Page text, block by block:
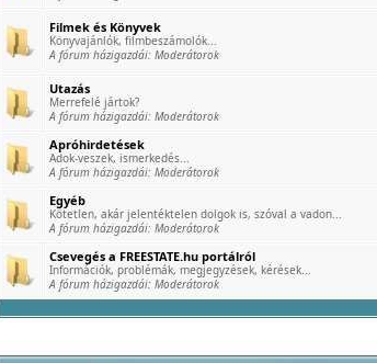
Filmek és Könyvek
Könyvajánlók, filmbeszámolók...
A fórum házigazdái: Moderátorok
Utazás
Merrefelé jártok?
A fórum házigazdái: Moderátorok
Apróhirdetések
Adok-veszek, ismerkedés...
A fórum házigazdái: Moderátorok
Egyéb
Kötetlen, akár jelentéktelen dolgok is, szóval a vadon...
A fórum házigazdái: Moderátorok
Csevegés a FREESTATE.hu portálról
Információk, problémák, megjegyzések, kérések...
A fórum házigazdái: Moderátorok